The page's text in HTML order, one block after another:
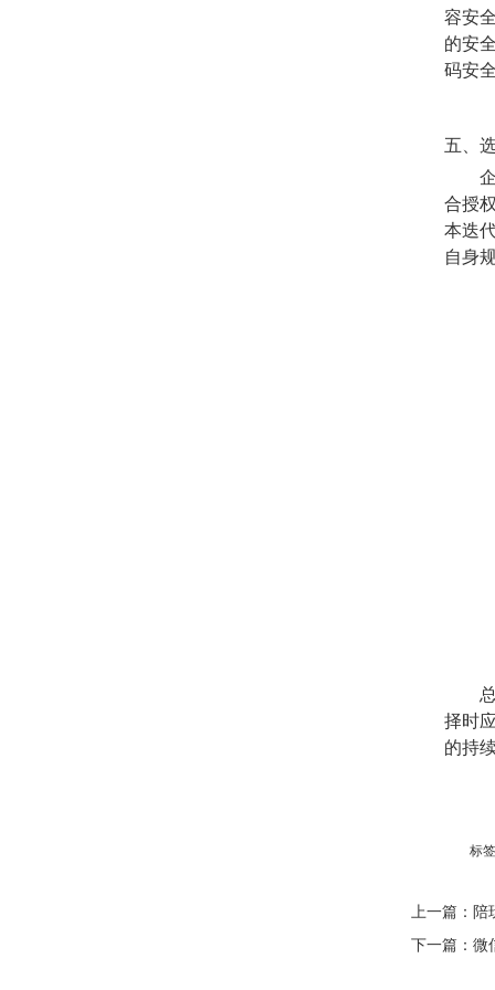
容安
的安
码安
五、
合授
本迭
自身
择时
的持
标
上一篇： 陪
下一篇： 微